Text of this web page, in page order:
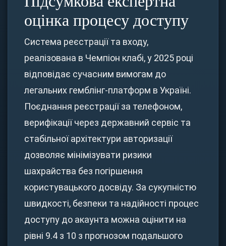
оцінка процесу доступу
Система реєстрації та входу,
реалізована в Чемпіон клабі, у 2025 році
відповідає сучасним вимогам до
легальних гемблінг-платформ в Україні.
Поєднання реєстрації за телефоном,
верифікації через державний сервіс та
стабільної архітектури авторизації
дозволяє мінімізувати ризики
шахрайства без погіршення
користувацького досвіду. За сукупністю
швидкості, безпеки та надійності процес
доступу до акаунта можна оцінити на
рівні 9.4 з 10 з прогнозом подальшого